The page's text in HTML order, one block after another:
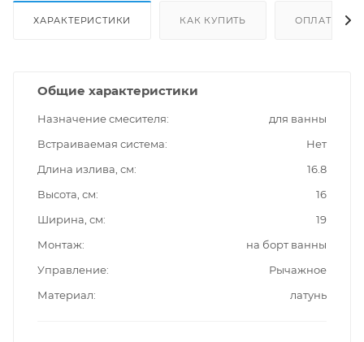
ХАРАКТЕРИСТИКИ КАК КУПИТЬ ОПЛАТА
Общие характеристики
Назначение смесителя
для ванны
Встраиваемая система
Нет
Длина излива, см
16.8
Высота, см
16
Ширина, см
19
Монтаж
на борт ванны
Управление
Рычажное
Материал
латунь